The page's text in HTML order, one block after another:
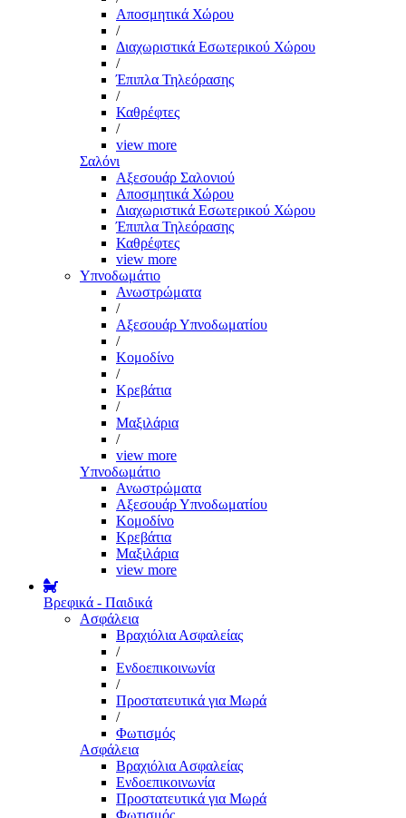
Αποσμητικά Χώρου
/
Διαχωριστικά Εσωτερικού Χώρου
/
Έπιπλα Τηλεόρασης
/
Καθρέφτες
/
view more
Σαλόνι
Αξεσουάρ Σαλονιού
Αποσμητικά Χώρου
Διαχωριστικά Εσωτερικού Χώρου
Έπιπλα Τηλεόρασης
Καθρέφτες
view more
Υπνοδωμάτιο
Ανωστρώματα
/
Αξεσουάρ Υπνοδωματίου
/
Κομοδίνο
/
Κρεβάτια
/
Μαξιλάρια
/
view more
Υπνοδωμάτιο
Ανωστρώματα
Αξεσουάρ Υπνοδωματίου
Κομοδίνο
Κρεβάτια
Μαξιλάρια
view more
Βρεφικά - Παιδικά
Ασφάλεια
Βραχιόλια Ασφαλείας
/
Ενδοεπικοινωνία
/
Προστατευτικά για Μωρά
/
Φωτισμός
Ασφάλεια
Βραχιόλια Ασφαλείας
Ενδοεπικοινωνία
Προστατευτικά για Μωρά
Φωτισμός